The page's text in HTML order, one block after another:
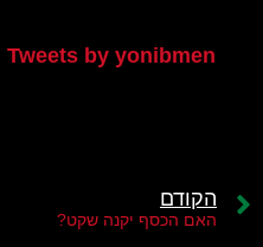
Tweets by yonibmen
הקודם
האם הכסף יקנה שקט?